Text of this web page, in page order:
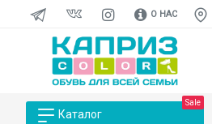
О НАС
Каталог
Sale